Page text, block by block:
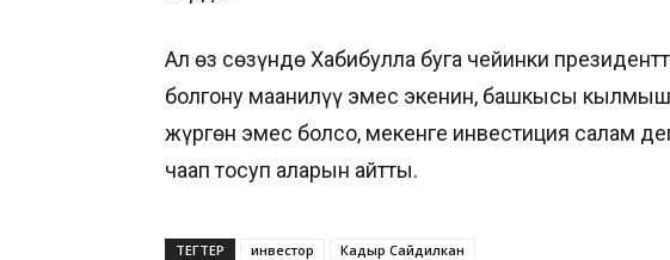
Ал өз сөзүндө Хабибулла буга чейинки
болгону маанилүү эмес экенин, башкысы
жүргөн эмес болсо, мекенге инвестиция салам
чаап тосуп аларын айтты.
ТЕГТЕР инвестор Кадыр Сайдилкан